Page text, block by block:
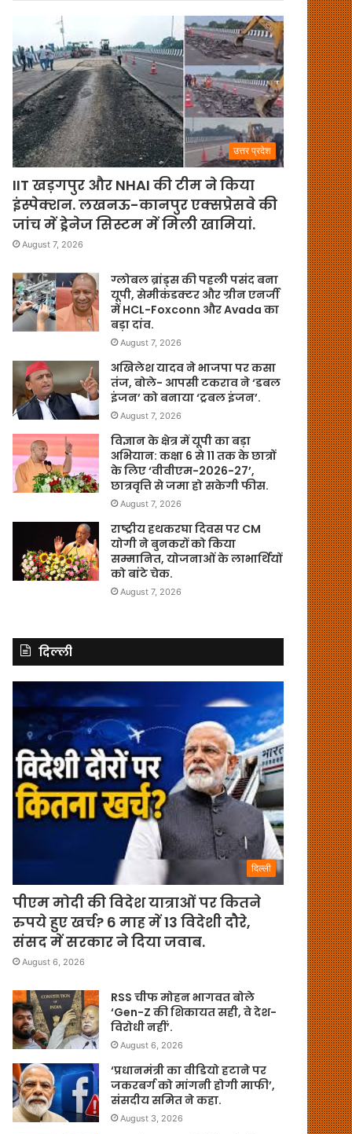
उत्तर प्रदेश
IIT खड़गपुर और NHAI की टीम ने किया
इंस्पेक्शन. लखनऊ-कानपुर एक्सप्रेसवे की
जांच में ड्रेनेज सिस्टम में मिली खामियां.
August 7, 2026
ग्लोबल ब्रांड्स की पहली पसंद बना
यूपी, सेमीकंडक्टर और ग्रीन एनर्जी
में HCL-Foxconn और Avada का
बड़ा दांव.
August 7, 2026
अखिलेश यादव ने भाजपा पर कसा
तंज, बोले- आपसी टकराव ने ‘डबल
इंजन’ को बनाया ‘ट्रबल इंजन’.
August 7, 2026
विज्ञान के क्षेत्र में यूपी का बड़ा
अभियान: कक्षा 6 से 11 तक के छात्रों
के लिए ‘वीवीएम-2026-27’,
छात्रवृत्ति से जमा हो सकेगी फीस.
August 7, 2026
राष्ट्रीय हथकरघा दिवस पर CM
योगी ने बुनकरों को किया
सम्मानित, योजनाओं के लाभार्थियों
को बांटे चेक.
August 7, 2026
दिल्ली
दिल्ली
पीएम मोदी की विदेश यात्राओं पर कितने
रुपये हुए खर्च? 6 माह में 13 विदेशी दौरे,
संसद में सरकार ने दिया जवाब.
August 6, 2026
RSS चीफ मोहन भागवत बोले
‘Gen-Z की शिकायत सही, वे देश-
विरोधी नहीं’.
August 6, 2026
‘प्रधानमंत्री का वीडियो हटाने पर
जकरबर्ग को मांगनी होगी माफी’,
संसदीय समित ने कहा.
August 3, 2026